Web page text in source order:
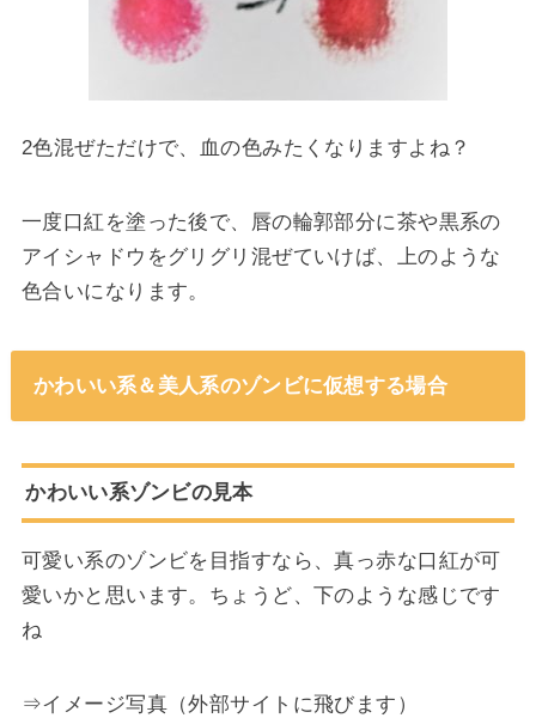
2色混ぜただけで、血の色みたくなりますよね？
一度口紅を塗った後で、唇の輪郭部分に茶や黒系の
アイシャドウをグリグリ混ぜていけば、上のような
色合いになります。
かわいい系＆美人系のゾンビに仮想する場合
かわいい系ゾンビの見本
可愛い系のゾンビを目指すなら、真っ赤な口紅が可
愛いかと思います。ちょうど、下のような感じです
ね
⇒イメージ写真（外部サイトに飛びます）